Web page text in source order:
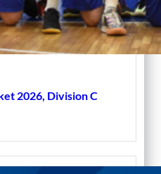
2026, Division C